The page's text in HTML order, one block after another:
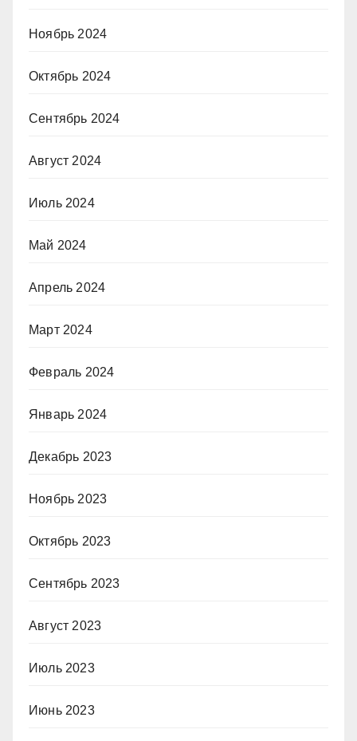
Ноябрь 2024
Октябрь 2024
Сентябрь 2024
Август 2024
Июль 2024
Май 2024
Апрель 2024
Март 2024
Февраль 2024
Январь 2024
Декабрь 2023
Ноябрь 2023
Октябрь 2023
Сентябрь 2023
Август 2023
Июль 2023
Июнь 2023